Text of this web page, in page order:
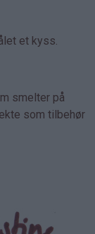
et kyss.
smelter på
som tilbehør